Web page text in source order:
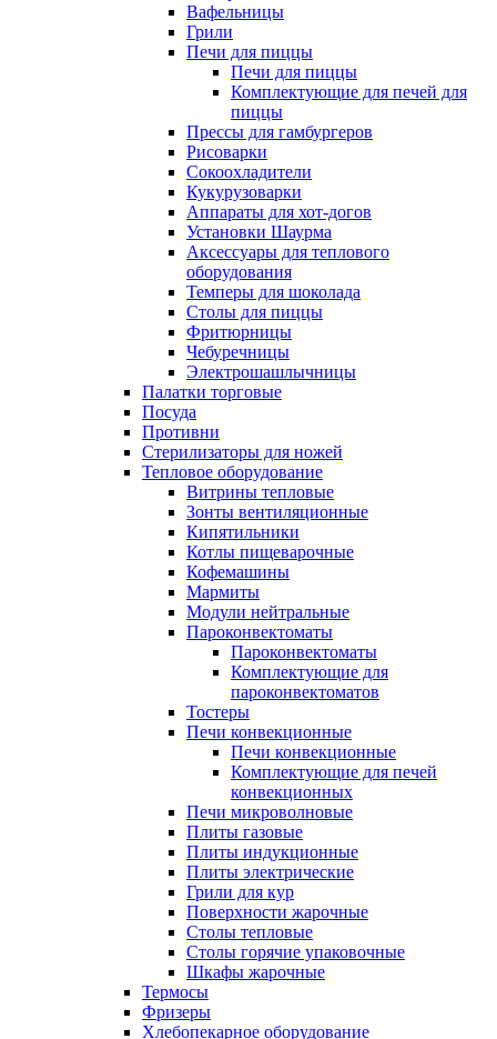
Вафельницы
Грили
Печи для пиццы
Печи для пиццы
Комплектующие для печей для
пиццы
Прессы для гамбургеров
Рисоварки
Сокоохладители
Кукурузоварки
Аппараты для хот-догов
Установки Шаурма
Аксессуары для теплового
оборудования
Темперы для шоколада
Столы для пиццы
Фритюрницы
Чебуречницы
Электрошашлычницы
Палатки торговые
Посуда
Противни
Стерилизаторы для ножей
Тепловое оборудование
Витрины тепловые
Зонты вентиляционные
Кипятильники
Котлы пищеварочные
Кофемашины
Мармиты
Модули нейтральные
Пароконвектоматы
Пароконвектоматы
Комплектующие для
пароконвектоматов
Тостеры
Печи конвекционные
Печи конвекционные
Комплектующие для печей
конвекционных
Печи микроволновые
Плиты газовые
Плиты индукционные
Плиты электрические
Грили для кур
Поверхности жарочные
Столы тепловые
Столы горячие упаковочные
Шкафы жарочные
Термосы
Фризеры
Хлебопекарное оборудование